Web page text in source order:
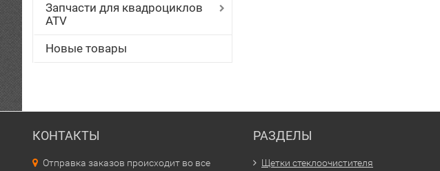
Запчасти для квадроциклов
ATV
Новые товары
КОНТАКТЫ
Отправка заказов происходит во все
РАЗДЕЛЫ
Щетки стеклоочистителя